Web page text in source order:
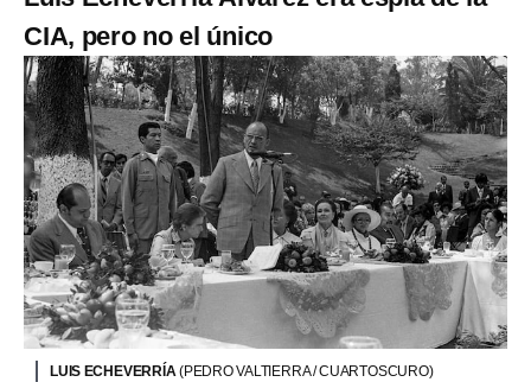
CIA, pero no el único
LUIS ECHEVERRÍA(PEDRO VALTIERRA / CUARTOSCURO)